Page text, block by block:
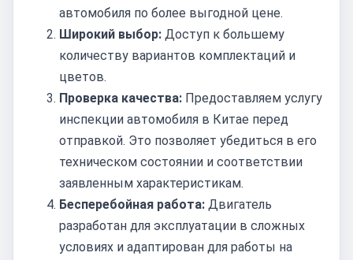
автомобиля по более выгодной цене.
Широкий выбор: Доступ к большему
количеству вариантов комплектаций и
цветов.
Проверка качества: Предоставляем услугу
инспекции автомобиля в Китае перед
отправкой. Это позволяет убедиться в его
техническом состоянии и соответствии
заявленным характеристикам.
Бесперебойная работа: Двигатель
разработан для эксплуатации в сложных
условиях и адаптирован для работы на